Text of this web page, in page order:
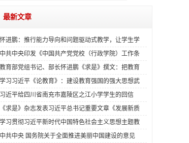
最新文章
怀进鹏：推行能力导向和问题驱动式教学，让学生学
中共中央印发《中国共产党党校（行政学院）工作条
教育部党组书记、部长怀进鹏《求是》撰文：把教育
学习习近平《论教育》：建设教育强国的强大思想武
习近平给四川省南充市嘉陵区之江小学学生的回信
《求是》杂志发表习近平总书记重要文章《发展新质
学习贯彻习近平新时代中国特色社会主义思想主题教
中共中央 国务院关于全面推进美丽中国建设的意见